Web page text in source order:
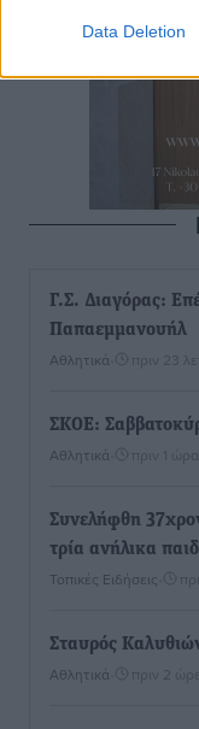
Data Deletion
Γ.Σ. Διαγόρας:
Παπαεμμανουήλ
Αθλητικά πριν 23
ΣΚΟΕ:
Αθλητικά πριν 1 ώρα
Συνελήφθη
τρία ανήλικα
Τοπικές Ειδήσεις
Σταυρός
Αθλητικά πριν 2 ώρες